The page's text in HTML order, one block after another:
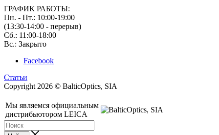
ГРАФИК РАБОТЫ:
Пн. - Пт.: 10:00-19:00
(13:30-14:00 - перерыв)
Сб.: 11:00-18:00
Вс.: Закрыто
Facebook
Статьи
Copyright 2026 © BalticOptics, SIA
Мы являемся официальным
дистрибьютором LEICA